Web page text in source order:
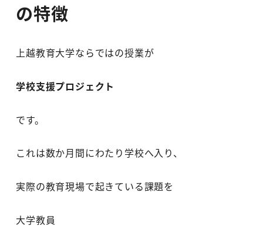
の特徴
上越教育大学ならではの授業が
学校支援プロジェクト
です。
これは数か月間にわたり学校へ入り、
実際の教育現場で起きている課題を
大学教員